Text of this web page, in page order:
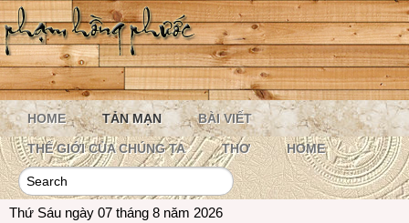
HOME TẢN MẠN BÀI VIẾT
THẾ GIỚI CỦA CHÚNG TA THƠ HOME
Thứ Sáu ngày 07 tháng 8 năm 2026